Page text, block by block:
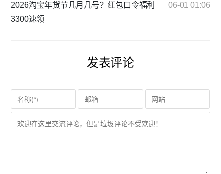
2026淘宝年货节几月几号？红包口令福利
3300速领
06-01 01:06
发表评论